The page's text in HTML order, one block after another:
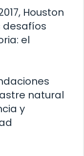
Houston
desafíos
el
natural
y